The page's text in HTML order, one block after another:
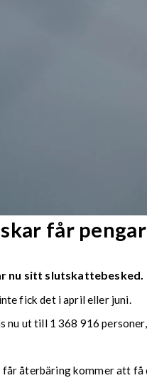
får
nu sitt slutskattebesked.
fick det i april eller juni.
nu ut till 1 368 916
återbäring kommer att få